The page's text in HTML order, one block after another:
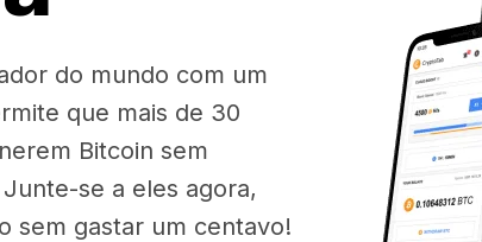
do mundo com um
que mais de 30
Bitcoin sem
se a eles agora,
sem gastar um centavo!